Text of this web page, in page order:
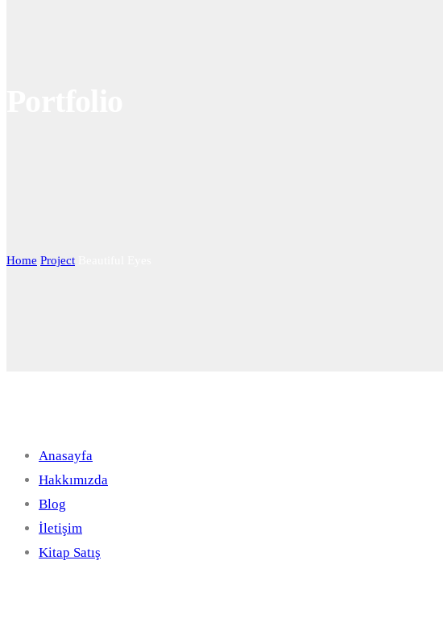
Home Project
Anasayfa
Hakkımızda
Blog
İletişim
Kitap Satış